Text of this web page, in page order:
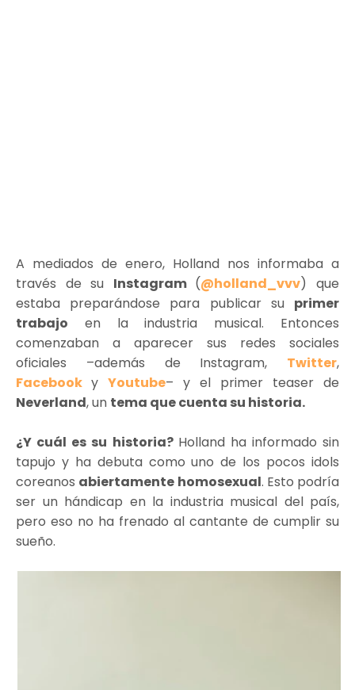
A mediados de enero, Holland nos informaba a
través de su Instagram (@holland_vvv) que
estaba preparándose para publicar su primer
trabajo en la industria musical. Entonces
comenzaban a aparecer sus redes sociales
oficiales –además de Instagram, Twitter,
Facebook y Youtube– y el primer teaser de
Neverland, un tema que cuenta su historia.
¿Y cuál es su historia? Holland ha informado sin
tapujo y ha debuta como uno de los pocos idols
coreanos abiertamente homosexual. Esto podría
ser un hándicap en la industria musical del país,
pero eso no ha frenado al cantante de cumplir su
sueño.